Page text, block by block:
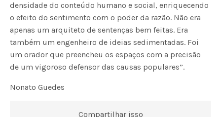
densidade do conteúdo humano e social, enriquecendo
o efeito do sentimento com o poder da razão. Não era
apenas um arquiteto de sentenças bem feitas. Era
também um engenheiro de ideias sedimentadas. Foi
um orador que preencheu os espaços com a precisão
de um vigoroso defensor das causas populares”.
Nonato Guedes
Compartilhar isso